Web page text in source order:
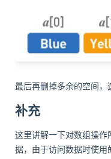
最后再删掉多余的空间，
补充
这里讲解一下对数组操作
据，由于访问数据时使用